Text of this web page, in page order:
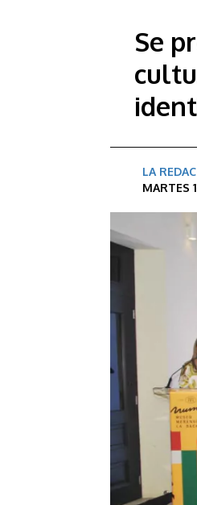
Se
LA
MARTES